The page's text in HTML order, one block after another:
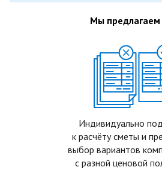
Мы предлагаем
Индивидуально
к расчёту сметы и
выбор вариантов
с разной ценовой